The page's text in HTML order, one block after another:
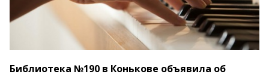
Библиотека №190 в Конькове объявила об